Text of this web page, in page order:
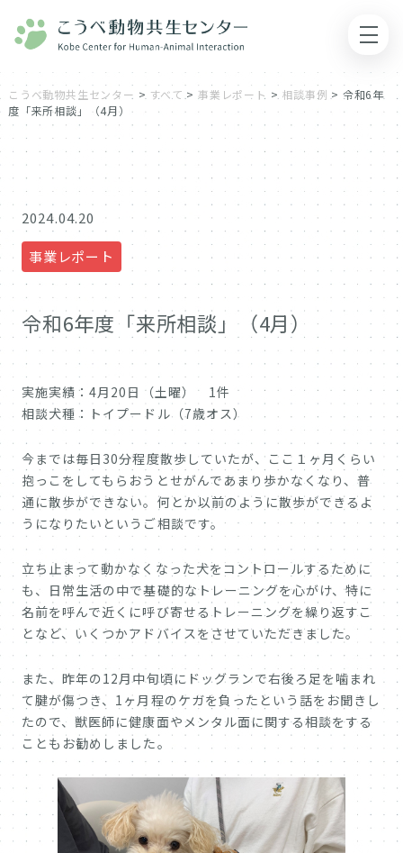
こうべ動物共生センター > すべて > 事業レポート > 相談事例 > 令和6年
度「来所相談」（4月）
事業レポート
2024.04.20
令和6年度「来所相談」（4月）
実施実績：4月20日（土曜） 1件
相談犬種：トイプードル（7歳オス）
今までは毎日30分程度散歩していたが、ここ１ヶ月くらい
抱っこをしてもらおうとせがんであまり歩かなくなり、普
通に散歩ができない。何とか以前のように散歩ができるよ
うになりたいというご相談です。
立ち止まって動かなくなった犬をコントロールするために
も、日常生活の中で基礎的なトレーニングを心がけ、特に
名前を呼んで近くに呼び寄せるトレーニングを繰り返すこ
となど、いくつかアドバイスをさせていただきました。
また、昨年の12月中旬頃にドッグランで右後ろ足を噛まれ
て腱が傷つき、1ヶ月程のケガを負ったという話をお聞きし
たので、獣医師に健康面やメンタル面に関する相談をする
こともお勧めしました。